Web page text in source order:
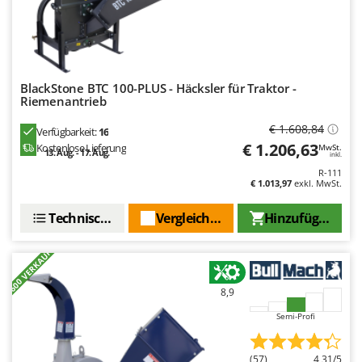
Santos
Sbaraglia
Schnitzer
Seven Italy
Shark
Shindaiwa
Silky
Skil
Smartwood
Smeg
Snapper
Solidur
Spice Electronics
BlackStone BTC 100-PLUS - Häcksler für Traktor -
Riemenantrieb
Verfügbarkeit:16
Kostenlose Lieferung
13. Aug. - 17. Aug.
€ 1.608,84
€ 1.206,63MwSt.
inkl.
R-111
€ 1.013,97 exkl. MwSt.
Hinzufügen
Vergleichen Sie
Technische Daten
+600 VERKAUFT 8,9
Semi-Profi
(57) 4,31/5